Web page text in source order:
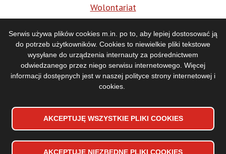
Serwis używa plików cookies m.in. po to, aby lepiej dostosować ją
do potrzeb użytkowników. Cookies to niewielkie pliki tekstowe
wysyłane do urządzenia internauty za pośrednictwem
odwiedzanego przez niego serwisu internetowego. Więcej
informacji dostępnych jest w naszej polityce strony internetowej i
cookies
AKCEPTUJĘ WSZYSTKIE PLIKI COOKIES
AKCEPTUJĘ NIEZBĘDNE PLIKI COOKIES
WYCOFAJ ZGODĘ NA PLIKI COOKIES
Wolontariat
Media